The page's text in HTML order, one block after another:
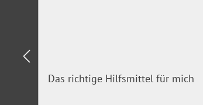
Das richtige Hilfsmittel für mich